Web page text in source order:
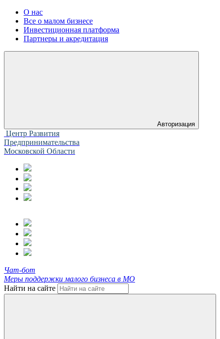
О нас
Все о малом бизнесе
Инвестиционная платформа
Партнеры и акредитация
Авторизация
Центр Развития
Предпринимательства
Московской Области
Чат-бот
Меры поддержки малого бизнеса в МО
Найти на сайте